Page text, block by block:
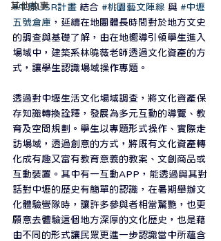
其他故事
#中原USR計畫 結合 #桃園藝文陣線 與 #中壢
五號倉庫 ，延續在地團體長時間對於地方文史
的調查與基礎了解，由在地嚮導引領學生進入
場域中，建築系林曉薇老師透過文化資產的方
式，讓學生認識場域操作專題。
透過對中壢生活文化場域調查，將文化資產保
存知識轉換詮釋，發展為多元互動的導覽、教
育及空間規劃。學生以專題形式操作、實際走
訪場域，透過創意的方式，將既有文化資產轉
化成有趣又富有教育意義的教案、文創商品或
互動裝置。其中有一互動APP，能透過與其對
話對中壢的歷史有簡單的認識，在暑期舉辦文
化體驗營隊時，讓許多參與者相當驚艷，也更
願意去體驗這個地方深厚的文化歷史，也是藉
由不同的形式讓民眾更進一步認識當中所蘊含